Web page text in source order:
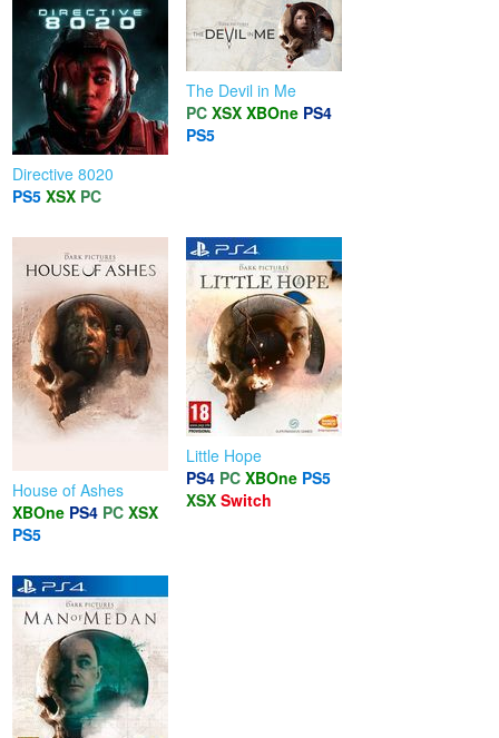
Directive 8020
PS5 XSX PC
The Devil in Me
PC XSX XBOne PS4
PS5
House of Ashes
XBOne PS4 PC XSX
PS5
Little Hope
PS4 PC XBOne PS5
XSX Switch